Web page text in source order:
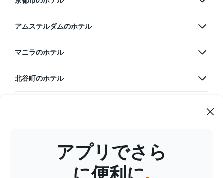
アムステルダムのホテル
マニラのホテル
北谷町のホテル
アプリでさら
に便利に.